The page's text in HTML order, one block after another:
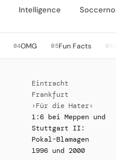
Intelligence
04OMG 05Fun Facts 06
Eintracht
Frankfurt
› Für die Hater›
1:6 bei Meppen und
Stuttgart II:
Pokal-Blamagen
1996 und 2000